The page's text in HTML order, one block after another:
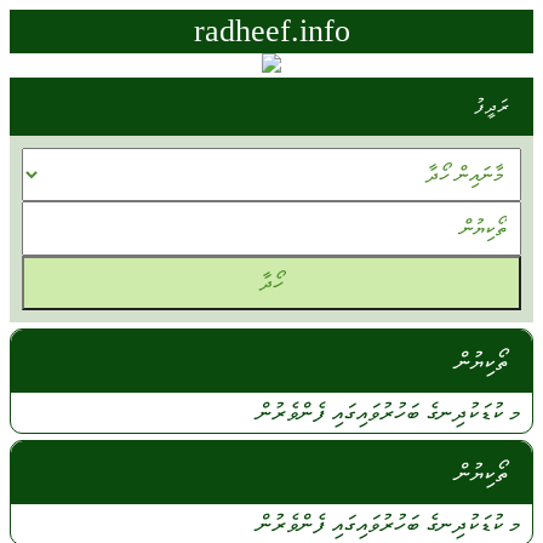
radheef.info
ރަދީފު
ތޯކިޔުން
މ ކުޑަކުދިނގެ ބަހުރުވައިގައިފެންވެރުން
ތޯކިޔުން
މ ކުޑަކުދިނގެ ބަހުރުވައިގައިފެންވެރުން